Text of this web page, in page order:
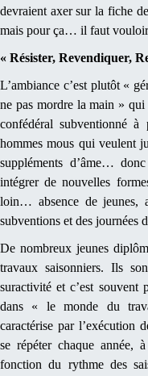
devraient axer sur la fiche
mais pour ça… il faut
« Résister, Revendiquer,
L’ambiance c’est plutôt «
ne pas mordre la main »
confédéral subventionné
hommes mous qui veulent
suppléments d’âme…
intégrer de nouvelles
loin… absence de jeunes,
subventions et des journées
De nombreux jeunes
travaux saisonniers. Ils
suractivité et c’est souvent
dans « le monde du
caractérise par l’exécution
se répéter chaque année,
fonction du rythme des